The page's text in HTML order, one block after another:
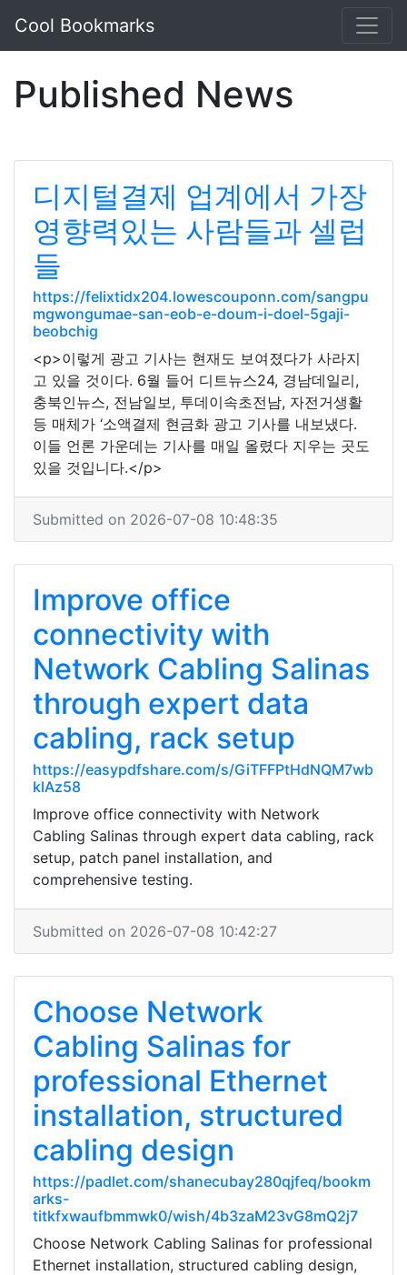
Cool Bookmarks
Published News
디지털결제 업계에서 가장
영향력있는 사람들과 셀럽
들
https://felixtidx204.lowescouponn.com/sangpu
mgwongumae-san-eob-e-doum-i-doel-5gaji-
beobchig
<p>이렇게 광고 기사는 현재도 보여졌다가 사라지
고 있을 것이다. 6월 들어 디트뉴스24, 경남데일리,
충북인뉴스, 전남일보, 투데이속초전남, 자전거생활
등 매체가 ‘소액결제 현금화 광고 기사를 내보냈다.
이들 언론 가운데는 기사를 매일 올렸다 지우는 곳도
있을 것입니다.</p>
Submitted on 2026-07-08 10:48:35
Improve office
connectivity with
Network Cabling Salinas
through expert data
cabling, rack setup
https://easypdfshare.com/s/GiTFFPtHdNQM7wb
klAz58
Improve office connectivity with Network
Cabling Salinas through expert data cabling, rack
setup, patch panel installation, and
comprehensive testing.
Submitted on 2026-07-08 10:42:27
Choose Network
Cabling Salinas for
professional Ethernet
installation, structured
cabling design
https://padlet.com/shanecubay280qjfeq/bookm
arks-
titkfxwaufbmmwk0/wish/4b3zaM23vG8mQ2j7
Choose Network Cabling Salinas for professional
Ethernet installation, structured cabling design,